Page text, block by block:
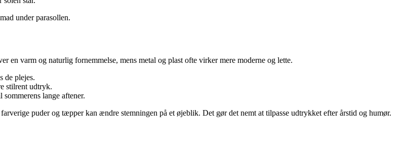
under parasollen.
varm og naturlig fornemmelse, mens metal og plast ofte virker mere moderne og lette.
de plejes.
stilrent udtryk.
lange aftener.
puder og tæpper kan ændre stemningen på et øjeblik. Det gør det nemt at tilpasse udtrykket efter årstid og humør.